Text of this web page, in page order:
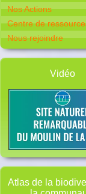
Nos Actions
Centre de
Nous rejoindre
Vidéo
Atlas de la